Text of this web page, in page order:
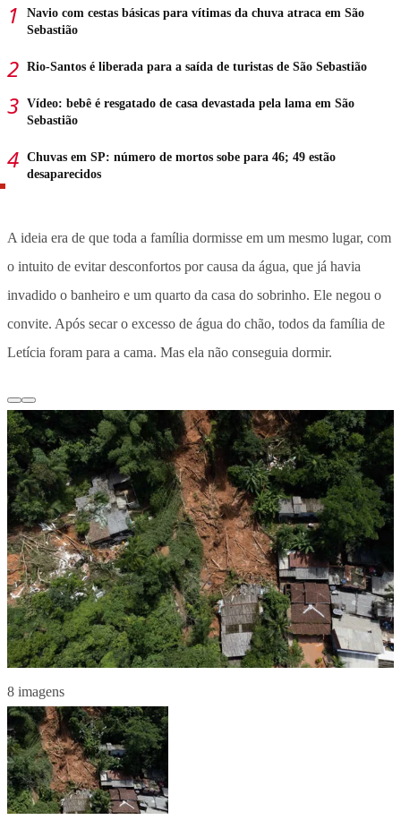
Navio com cestas básicas para vítimas da chuva atraca em São
Sebastião
Rio-Santos é liberada para a saída de turistas de São Sebastião
Vídeo: bebê é resgatado de casa devastada pela lama em São
Sebastião
Chuvas em SP: número de mortos sobe para 46; 49 estão
desaparecidos
A ideia era de que toda a família dormisse em um mesmo lugar, com
o intuito de evitar desconfortos por causa da água, que já havia
invadido o banheiro e um quarto da casa do sobrinho. Ele negou o
convite. Após secar o excesso de água do chão, todos da família de
Letícia foram para a cama. Mas ela não conseguia dormir.
8 imagens